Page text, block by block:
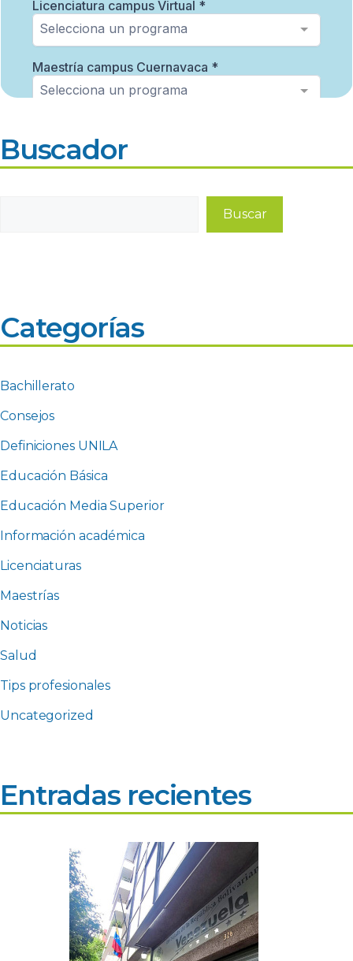
Buscador
Buscar
Categorías
Bachillerato
Consejos
Definiciones UNILA
Educación Básica
Educación Media Superior
Información académica
Licenciaturas
Maestrías
Noticias
Salud
Tips profesionales
Uncategorized
Entradas recientes